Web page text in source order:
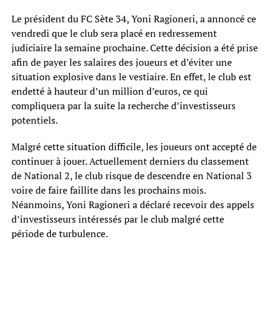
Le président du FC Sète 34, Yoni Ragioneri, a annoncé ce
vendredi que le club sera placé en redressement
judiciaire la semaine prochaine. Cette décision a été prise
afin de payer les salaires des joueurs et d’éviter une
situation explosive dans le vestiaire. En effet, le club est
endetté à hauteur d’un million d’euros, ce qui
compliquera par la suite la recherche d’investisseurs
potentiels.
Malgré cette situation difficile, les joueurs ont accepté de
continuer à jouer. Actuellement derniers du classement
de National 2, le club risque de descendre en National 3
voire de faire faillite dans les prochains mois.
Néanmoins, Yoni Ragioneri a déclaré recevoir des appels
d’investisseurs intéressés par le club malgré cette
période de turbulence.